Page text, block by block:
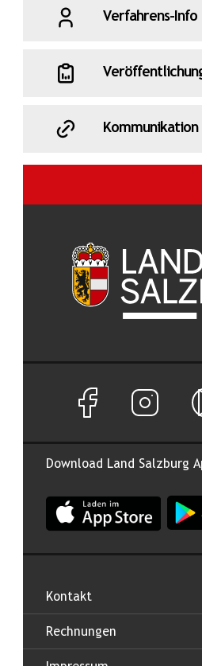
Verfahrens-Info
Kommunikation
Download Land Salzburg
App Land Salzburg im
App
Facebook Seite von
Instagram
Kontakt
Rechnungen